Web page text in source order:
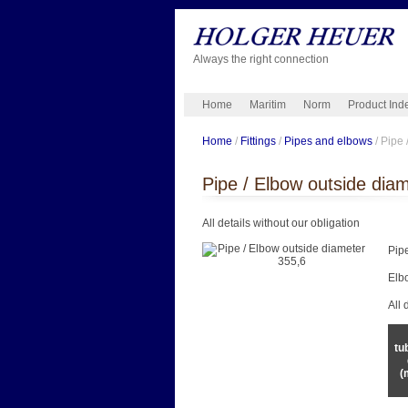
Always the right connection
Home Maritim Norm Product
Home / Fittings/ Pipes and elbows/ Pipe
Pipe / Elbow outside
All details without our obligation
All